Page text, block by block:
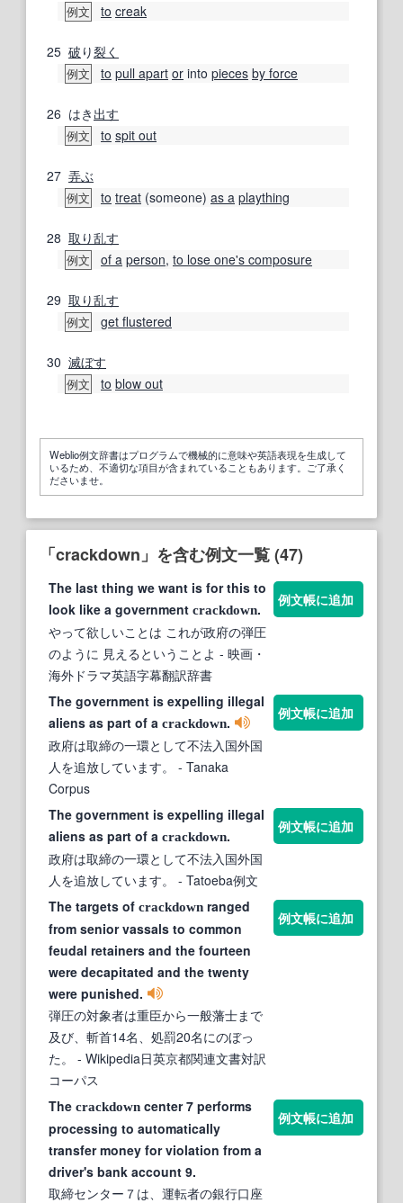
例文 to creak
25 破 り 裂く
例文 to pull apart or into pieces by force
26 はき 出す
例文 to spit out
27 弄ぶ
例文 to treat (someone) as a plaything
28 取り乱す
例文 of a person, to lose one's composure
29 取り乱す
例文 get flustered
30 滅ぼす
例文 to blow out
Weblio例文辞書はプログラムで機械的に意味や英語表現を生成して
いるため、不適切な項目が含まれていることもあります。ご了承く
ださいませ。
「crackdown」を含む例文一覧 (47)
The last thing we want is for this to
look like a government crackdown.
やって欲しいことは これが政府の弾圧
のように 見えるということよ - 映画・
海外ドラマ英語字幕翻訳辞書
例文帳に追加
The government is expelling illegal
aliens as part of a crackdown.
政府は取締の一環として不法入国外国
人を追放しています。
- Tanaka
Corpus
例文帳に追加
The government is expelling illegal
aliens as part of a crackdown.
政府は取締の一環として不法入国外国
人を追放しています。
- Tatoeba例文
例文帳に追加
The targets of crackdown ranged
from senior vassals to common
feudal retainers and the fourteen
were decapitated and the twenty
were punished.
弾圧の対象者は重臣から一般藩士まで
及び、斬首14名、処罰20名にのぼっ
た。
- Wikipedia日英京都関連文書対訳
コーパス
例文帳に追加
The crackdown center 7 performs
processing to automatically
transfer money for violation from a
driver's bank account 9.
取締センター７は、運転者の銀行口座
例文帳に追加